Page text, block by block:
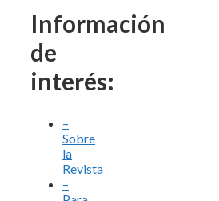
Información
de
interés:
–
Sobre
la
Revista
–